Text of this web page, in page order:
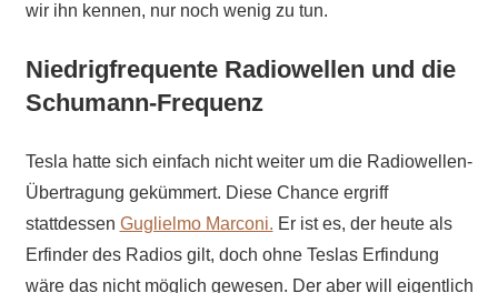
wir ihn kennen, nur noch wenig zu tun.
Niedrigfrequente Radiowellen und die
Schumann-Frequenz
Tesla hatte sich einfach nicht weiter um die Radiowellen-
Übertragung gekümmert. Diese Chance ergriff
stattdessen Guglielmo Marconi. Er ist es, der heute als
Erfinder des Radios gilt, doch ohne Teslas Erfindung
wäre das nicht möglich gewesen. Der aber will eigentlich